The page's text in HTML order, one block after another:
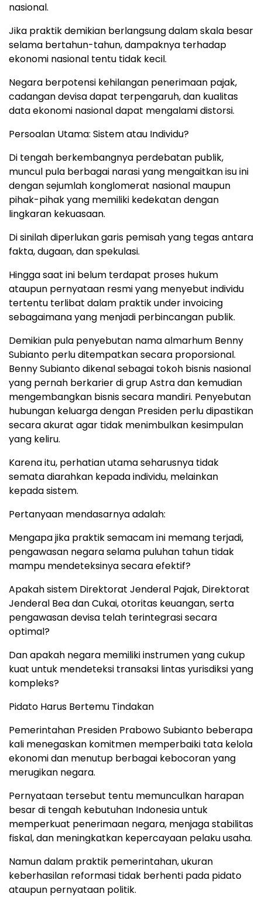
nasional.
Jika praktik demikian berlangsung dalam skala besar
selama bertahun-tahun, dampaknya terhadap
ekonomi nasional tentu tidak kecil.
Negara berpotensi kehilangan penerimaan pajak,
cadangan devisa dapat terpengaruh, dan kualitas
data ekonomi nasional dapat mengalami distorsi.
Persoalan Utama: Sistem atau Individu?
Di tengah berkembangnya perdebatan publik,
muncul pula berbagai narasi yang mengaitkan isu ini
dengan sejumlah konglomerat nasional maupun
pihak-pihak yang memiliki kedekatan dengan
lingkaran kekuasaan.
Di sinilah diperlukan garis pemisah yang tegas antara
fakta, dugaan, dan spekulasi.
Hingga saat ini belum terdapat proses hukum
ataupun pernyataan resmi yang menyebut individu
tertentu terlibat dalam praktik under invoicing
sebagaimana yang menjadi perbincangan publik.
Demikian pula penyebutan nama almarhum Benny
Subianto perlu ditempatkan secara proporsional.
Benny Subianto dikenal sebagai tokoh bisnis nasional
yang pernah berkarier di grup Astra dan kemudian
mengembangkan bisnis secara mandiri. Penyebutan
hubungan keluarga dengan Presiden perlu dipastikan
secara akurat agar tidak menimbulkan kesimpulan
yang keliru.
Karena itu, perhatian utama seharusnya tidak
semata diarahkan kepada individu, melainkan
kepada sistem.
Pertanyaan mendasarnya adalah:
Mengapa jika praktik semacam ini memang terjadi,
pengawasan negara selama puluhan tahun tidak
mampu mendeteksinya secara efektif?
Apakah sistem Direktorat Jenderal Pajak, Direktorat
Jenderal Bea dan Cukai, otoritas keuangan, serta
pengawasan devisa telah terintegrasi secara
optimal?
Dan apakah negara memiliki instrumen yang cukup
kuat untuk mendeteksi transaksi lintas yurisdiksi yang
kompleks?
Pidato Harus Bertemu Tindakan
Pemerintahan Presiden Prabowo Subianto beberapa
kali menegaskan komitmen memperbaiki tata kelola
ekonomi dan menutup berbagai kebocoran yang
merugikan negara.
Pernyataan tersebut tentu memunculkan harapan
besar di tengah kebutuhan Indonesia untuk
memperkuat penerimaan negara, menjaga stabilitas
fiskal, dan meningkatkan kepercayaan pelaku usaha.
Namun dalam praktik pemerintahan, ukuran
keberhasilan reformasi tidak berhenti pada pidato
ataupun pernyataan politik.